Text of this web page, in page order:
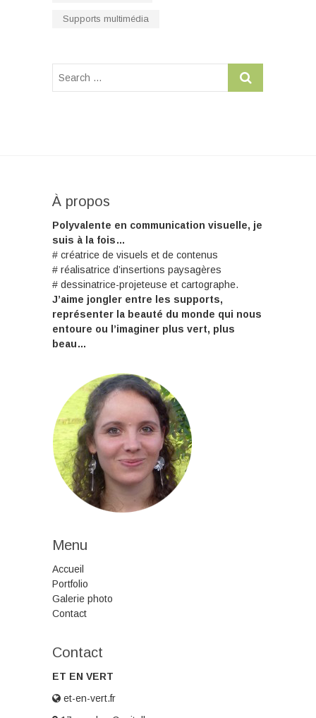
Supports multimédia
À propos
Polyvalente en communication visuelle, je
suis à la fois…
# créatrice de visuels et de contenus
# réalisatrice d’insertions paysagères
# dessinatrice-projeteuse et cartographe.
J’aime jongler entre les supports,
représenter la beauté du monde qui nous
entoure ou l’imaginer plus vert, plus
beau…
Menu
Accueil
Portfolio
Galerie photo
Contact
Contact
ET EN VERT
et-en-vert.fr